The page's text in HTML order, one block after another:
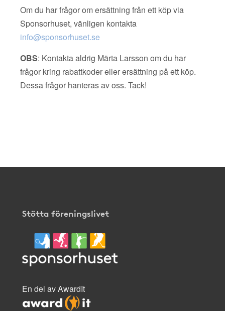
Om du har frågor om ersättning från ett köp via
Sponsorhuset, vänligen kontakta
info@sponsorhuset.se
OBS: Kontakta aldrig Märta Larsson om du har
frågor kring rabattkoder eller ersättning på ett köp.
Dessa frågor hanteras av oss. Tack!
Stötta föreningslivet
En del av AwardIt